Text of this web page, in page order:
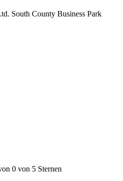
South County Business Park
0 von 5 Sternen